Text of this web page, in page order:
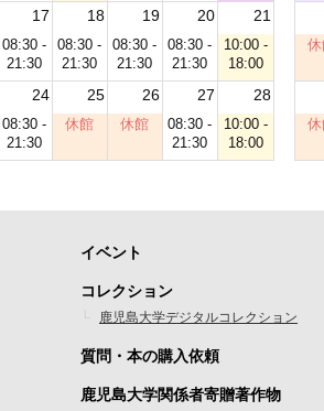
17 18 19 20 21
08:30 -
21:30
08:30 -
21:30
08:30 -
21:30
08:30 -
21:30
10:00 -
18:00
24 25 26 27 28
08:30 -
21:30
休館 休館
08:30 -
21:30
10:00 -
18:00
フ
ッ
タ
ー
イベント
コレクション
鹿児島大学デジタルコレクション
質問・本の購入依頼
鹿児島大学関係者寄贈著作物